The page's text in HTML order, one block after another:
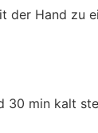
der Hand zu
30 min kalt